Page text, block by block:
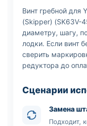
Винт гребной для
(Skipper) (SK63V-
диаметру, шагу,
лодки. Если винт
сверить
редуктора до
Сценарии
Замена
Подходит,